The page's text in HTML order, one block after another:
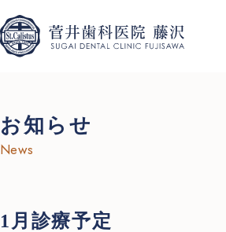
お知らせ
News
1月診療予定